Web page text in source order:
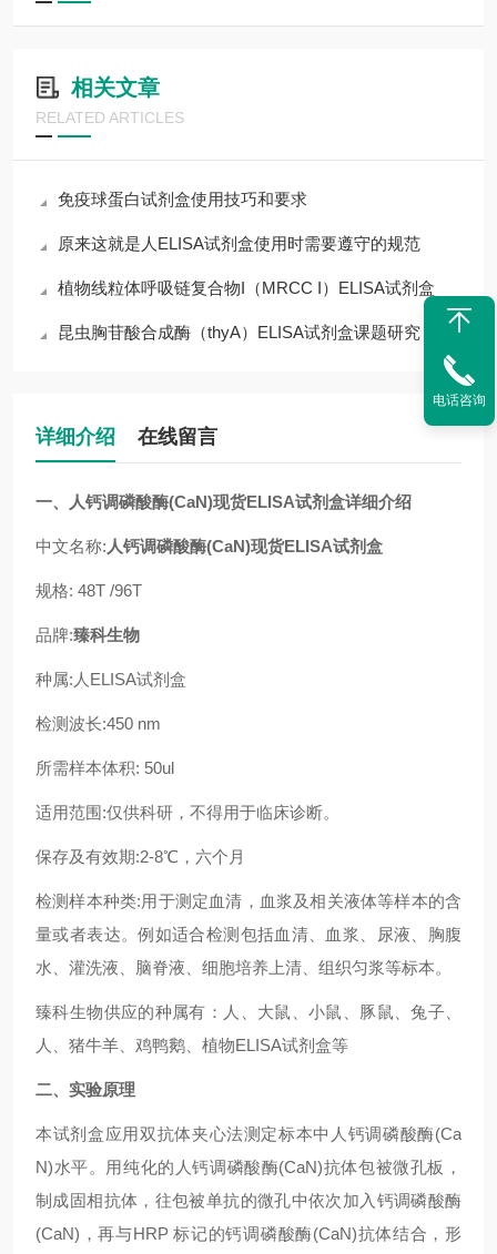
相关文章
RELATED ARTICLES
免疫球蛋白试剂盒使用技巧和要求
原来这就是人ELISA试剂盒使用时需要遵守的规范
植物线粒体呼吸链复合物I（MRCC I）ELISA试剂盒
昆虫胸苷酸合成酶（thyA）ELISA试剂盒课题研究
详细介绍 在线留言
一、 人钙调磷酸酶(CaN)现货ELISA试剂盒详细介绍
中文名称: 人钙调磷酸酶(CaN)现货ELISA试剂盒
规格: 48T /96T
品牌:臻科生物
种属: 人 ELISA试剂盒
检测波长:450 nm
所需样本体积: 50ul
适用范围:仅供科研 ， 不得用于临床诊断。
保存及有效期:2-8℃，六个月
检测样本种类:用于测定血清，血浆及相关液体等样本的含
量或者表达。例如适合检测包括血清、血浆、尿液、胸腹
水、灌洗液、脑脊液、细胞培养上清、组织匀浆等标本。
臻科生物供应的种属有： 人
、大鼠、小鼠、豚鼠、兔子、
人、 猪牛羊、鸡鸭鹅 、植物ELISA试剂盒等
二、 实验原理
本试剂盒应用双抗体夹心法测定标本中 人钙调磷酸酶(Ca
N)水平。用纯化的 人钙调磷酸酶(CaN)抗体包被微孔板，
制成固相抗体，往包被单抗的微孔中依次加入 钙调磷酸酶
(CaN) ，再与HRP 标记的钙调磷酸酶(CaN)抗体结合，形
电话咨询